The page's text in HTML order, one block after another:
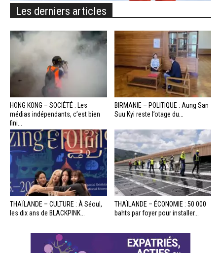
Les derniers articles
HONG KONG – SOCIÉTÉ : Les
médias indépendants, c’est bien
fini...
BIRMANIE – POLITIQUE : Aung San
Suu Kyi reste l’otage du...
THAÏLANDE – CULTURE : À Séoul,
les dix ans de BLACKPINK...
THAÏLANDE – ÉCONOMIE : 50 000
bahts par foyer pour installer...